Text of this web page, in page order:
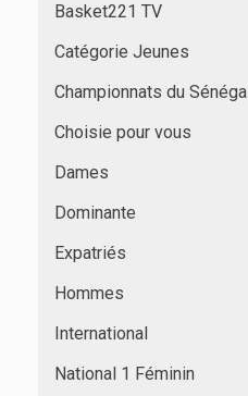
Basket221 TV
Catégorie Jeunes
Championnats du Sénégal
Choisie pour vous
Dames
Dominante
Expatriés
Hommes
International
National 1 Féminin